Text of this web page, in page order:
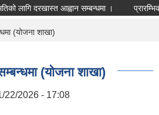
दरखास्त आह्वान सम्बन्धमा । प्रारम्भिक
(योजना शाखा)
(योजना शाखा)
22/2026 - 17:08